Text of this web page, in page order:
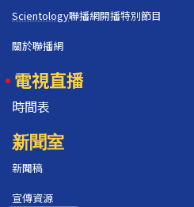
Scientology聯播網開播特別節目
關於聯播網
電視直播
時間表
新聞室
新聞稿
宣傳資源